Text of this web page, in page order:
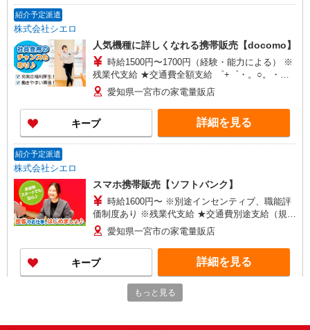
紹介予定派遣
株式会社シエロ
人気機種に詳しくなれる携帯販売【docomo】
時給1500円〜1700円（経験・能力による） ※
残業代支給 ★交通費全額支給 ゜+゜・。○。・゜
+゜・。○。・゜+゜ 入社祝い金10万円支給(規定
有) お友達を紹介頂くと, インセンティブ支給(規定
有) ★月2回払い・週払い可能（規程有）★ ゜・。
○。・゜+゜・。○。・゜+゜
愛知県一宮市の家電量販店
キープ 詳細を見る
紹介予定派遣
株式会社シエロ
スマホ携帯販売【ソフトバンク】
時給1600円〜 ※別途インセンティブ、職能評
価制度あり ※残業代支給 ★交通費別途支給（規定
あり） ゜+゜・。○。・゜+゜・。○。・゜+゜ 入
社祝い金10万円支給(規定有) お友達を紹介頂くと,
インセンティブ支給(規定有) ★月2回払い・週払い
可能（規程有）★ ゜・。○。・゜+゜・。○。・゜
+゜
愛知県一宮市の家電量販店
キープ 詳細を見る
【エーユー】の店舗スタッフ
もっと見る